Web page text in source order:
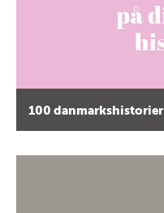
100 danmarkshistorier